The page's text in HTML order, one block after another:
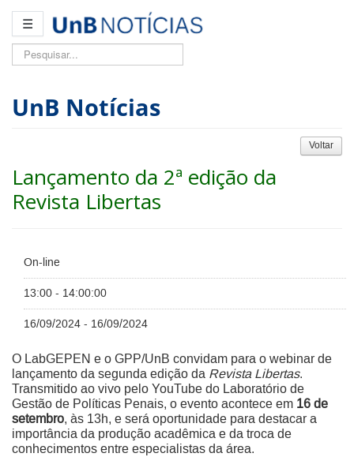
☰
Pesquisar...
UnB Notícias
Voltar
Lançamento da 2ª edição da
Revista Libertas
On-line
13:00 - 14:00:00
16/09/2024 - 16/09/2024
O LabGEPEN e o GPP/UnB convidam para o webinar de
lançamento da segunda edição da Revista Libertas.
Transmitido ao vivo pelo YouTube do Laboratório de
Gestão de Políticas Penais, o evento acontece em 16 de
setembro, às 13h, e será oportunidade para destacar a
importância da produção acadêmica e da troca de
conhecimentos entre especialistas da área.